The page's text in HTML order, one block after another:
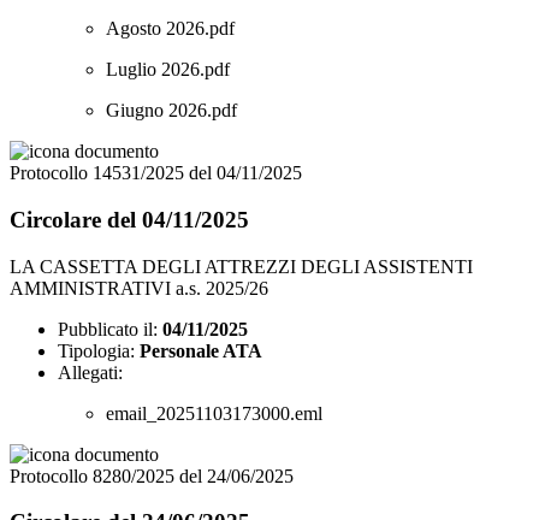
Agosto 2026.pdf
Luglio 2026.pdf
Giugno 2026.pdf
Protocollo 14531/2025 del 04/11/2025
Circolare del 04/11/2025
LA CASSETTA DEGLI ATTREZZI DEGLI ASSISTENTI
AMMINISTRATIVI a.s. 2025/26
Pubblicato il: 04/11/2025
Tipologia: Personale ATA
Allegati:
email_20251103173000.eml
Protocollo 8280/2025 del 24/06/2025